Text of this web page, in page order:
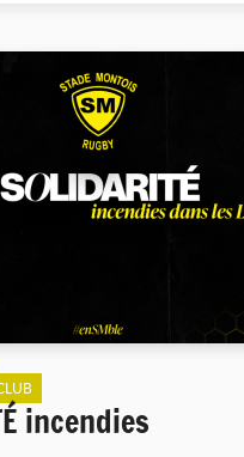
incendies